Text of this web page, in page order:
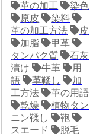
革の加工
染色
原皮
染料
革の加工方法
皮
加脂
甲革
タンパク質
石灰
漬け
牛革
用
語
革鞣し
加
工方法
革の用語
乾燥
植物タン
ニン鞣し
鞄
スエード
脱毛